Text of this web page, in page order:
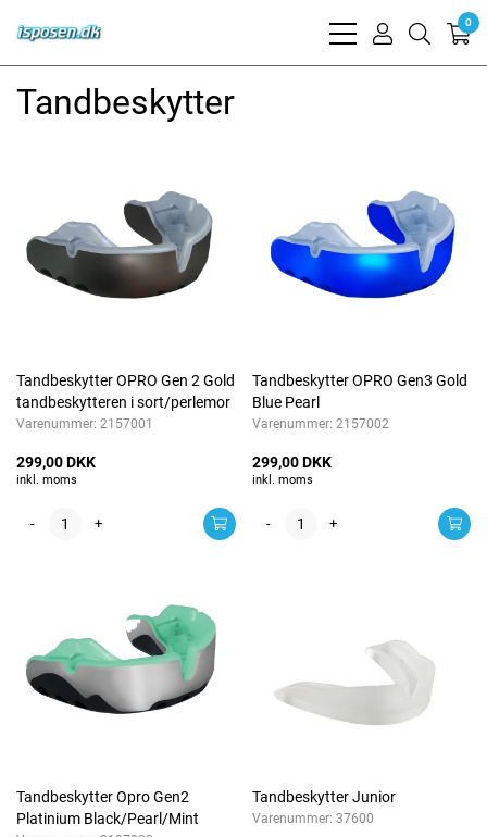
bars
user
search
0
Tandbeskytter
Tandbeskytter OPRO Gen 2 Gold
tandbeskytteren i sort/perlemor
Varenummer: 2157001
299,00 DKK
inkl. moms
- +
Tandbeskytter OPRO Gen3 Gold
Blue Pearl
Varenummer: 2157002
299,00 DKK
inkl. moms
- +
Tandbeskytter Opro Gen2
Platinium Black/Pearl/Mint
Tandbeskytter Junior
Varenummer: 37600